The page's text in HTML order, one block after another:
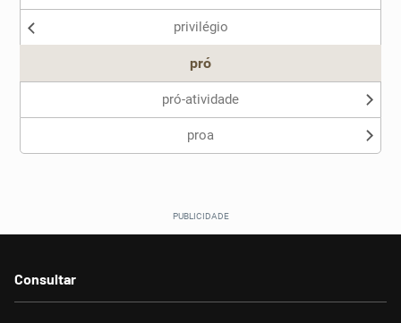
privilégio
pró
pró-atividade
proa
Consultar